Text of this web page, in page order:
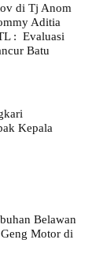
di Tj Anom
Aditia
: Evaluasi
Batu
Kepala
Belawan
Motor di